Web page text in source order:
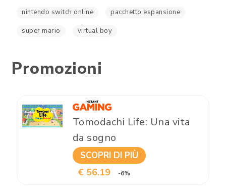
nintendo switch online pacchetto espansione
super mario virtual boy
Promozioni
Tomodachi Life: Una vita
da sogno
SCOPRI DI PIÙ
€ 56.19 -6%